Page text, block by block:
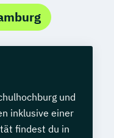
und
inklusive einer
findest du in